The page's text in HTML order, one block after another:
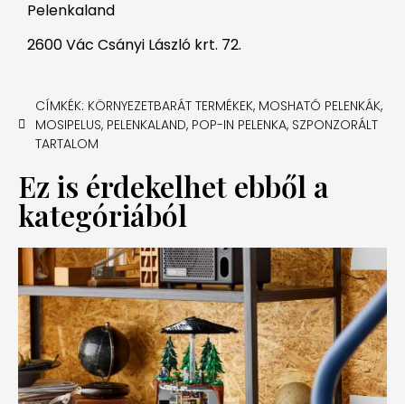
Pelenkaland
2600 Vác Csányi László krt. 72.
CÍMKÉK: KÖRNYEZETBARÁT TERMÉKEK, MOSHATÓ PELENKÁK,
MOSIPELUS, PELENKALAND, POP-IN PELENKA, SZPONZORÁLT
TARTALOM
Ez is érdekelhet ebből a
kategóriából